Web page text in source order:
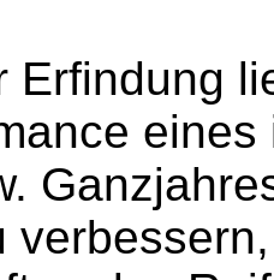
Erfindung